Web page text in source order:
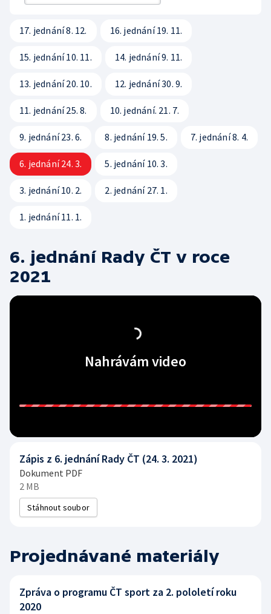
Etický panel
Statut ČT
Kodex ČT
ČT podporuje
Přístupnost
Vliv vysílání na děti
Hudební banky
GDPR
Svobodný přístup k informacím
Bezpečnostní pravidla pro návštěvníky ČT
17. jednání 8. 12. 16. jednání 19. 11.
15. jednání 10. 11. 14. jednání 9. 11.
13. jednání 20. 10. 12. jednání 30. 9.
11. jednání 25. 8. 10. jednání. 21. 7.
9. jednání 23. 6. 8. jednání 19. 5. 7. jednání 8. 4.
6. jednání 24. 3. 5. jednání 10. 3.
3. jednání 10. 2. 2. jednání 27. 1.
1. jednání 11. 1.
6. jednání Rady ČT v roce
2021
Nahrávám video
Zápis z 6. jednání Rady ČT (24. 3. 2021)
Dokument PDF
2 MB
Stáhnout soubor
Projednávané materiály
Zpráva o programu ČT sport za 2. pololetí roku
2020